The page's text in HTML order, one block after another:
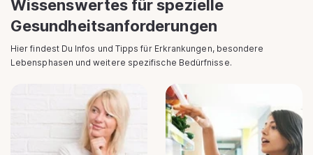
Wissenswertes für spezielle
Gesundheitsanforderungen
Hier findest Du Infos und Tipps für Erkrankungen, besondere
Lebensphasen und weitere spezifische Bedürfnisse.